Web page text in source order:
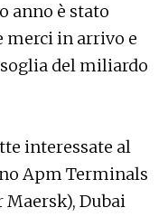
anno è stato
merci in arrivo e
del miliardo
interessate al
Apm Terminals
Dubai